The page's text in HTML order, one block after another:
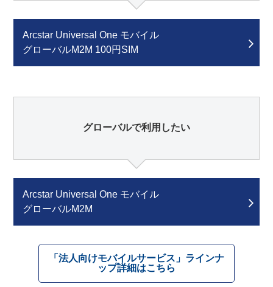
Arcstar Universal One モバイル
グローバルM2M 100円SIM
グローバルで利用したい
Arcstar Universal One モバイル
グローバルM2M
「法人向けモバイルサービス」ラインナ
ップ詳細はこちら